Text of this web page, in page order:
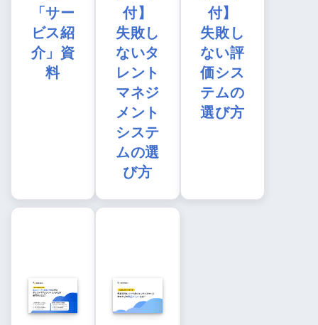
「サー
ビス紹
介」資
料
付】
失敗し
ないタ
レント
マネジ
メント
システ
ムの選
び方
付】
失敗し
ない評
価シス
テムの
選び方